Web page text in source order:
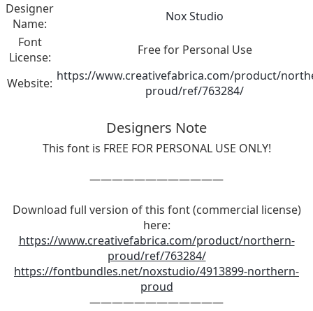
Designer
Name:
Nox Studio
Font
License:
Free for Personal Use
Website: https://www.creativefabrica.com/product/
proud/ref/763284/
Designers Note
This font is FREE FOR PERSONAL USE ONLY!
————————————
Download full version of this font (commercial license)
here:
https://www.creativefabrica.com/product/northern-
proud/ref/763284/
https://fontbundles.net/noxstudio/4913899-northern-
proud
————————————